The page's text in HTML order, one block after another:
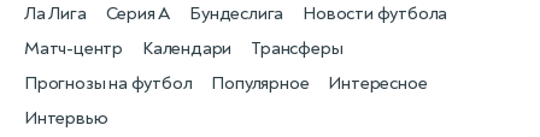
Новости футбола
Матч-центр Календари Трансферы
Прогнозы на футбол Популярное
Ла Лига
Интересное
Серия А
Интервью
Бундеслига